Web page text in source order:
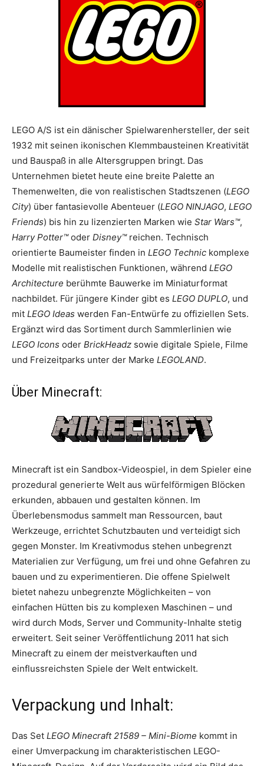
LEGO A/S ist ein dänischer Spielwarenhersteller, der seit
1932 mit seinen ikonischen Klemmbausteinen Kreativität
und Bauspaß in alle Altersgruppen bringt. Das
Unternehmen bietet heute eine breite Palette an
Themenwelten, die von realistischen Stadtszenen (LEGO
City) über fantasievolle Abenteuer (LEGO NINJAGO, LEGO
Friends) bis hin zu lizenzierten Marken wie Star Wars™,
Harry Potter™oder Disney™reichen. Technisch
orientierte Baumeister finden in LEGO Technic komplexe
Modelle mit realistischen Funktionen, während LEGO
Architecture berühmte Bauwerke im Miniaturformat
nachbildet. Für jüngere Kinder gibt es LEGO DUPLO, und
mit LEGO Ideas werden Fan-Entwürfe zu offiziellen Sets.
Ergänzt wird das Sortiment durch Sammlerlinien wie
LEGO Icons oder BrickHeadz sowie digitale Spiele, Filme
und Freizeitparks unter der Marke LEGOLAND.
Über Minecraft:
Minecraft ist ein Sandbox-Videospiel, in dem Spieler eine
prozedural generierte Welt aus würfelförmigen Blöcken
erkunden, abbauen und gestalten können. Im
Überlebensmodus sammelt man Ressourcen, baut
Werkzeuge, errichtet Schutzbauten und verteidigt sich
gegen Monster. Im Kreativmodus stehen unbegrenzt
Materialien zur Verfügung, um frei und ohne Gefahren zu
bauen und zu experimentieren. Die offene Spielwelt
bietet nahezu unbegrenzte Möglichkeiten – von
einfachen Hütten bis zu komplexen Maschinen – und
wird durch Mods, Server und Community-Inhalte stetig
erweitert. Seit seiner Veröffentlichung 2011 hat sich
Minecraft zu einem der meistverkauften und
einflussreichsten Spiele der Welt entwickelt.
Verpackung und Inhalt:
Das Set LEGO Minecraft 21589 – Mini-Biome kommt in
einer Umverpackung im charakteristischen LEGO-